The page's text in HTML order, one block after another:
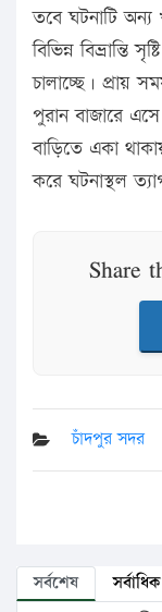
তবে ঘটনাটি অন্য
বিভিন্ন বিভ্রান্তি
চালাচ্ছে। প্রায়
পুরান বাজারে
বাড়িতে একা
করে ঘটনাস্থল
Share
চাঁদপুর সদর
সর্বশেষ